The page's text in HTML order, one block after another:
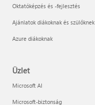
Oktatóképzés és -fejlesztés
Ajánlatok diákoknak és szülőknek
Azure diákoknak
Üzlet
Microsoft AI
Microsoft-biztonság